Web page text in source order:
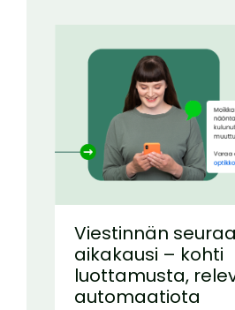
Viestinnän
aikakausi – kohti
luottamusta,
automaatiota